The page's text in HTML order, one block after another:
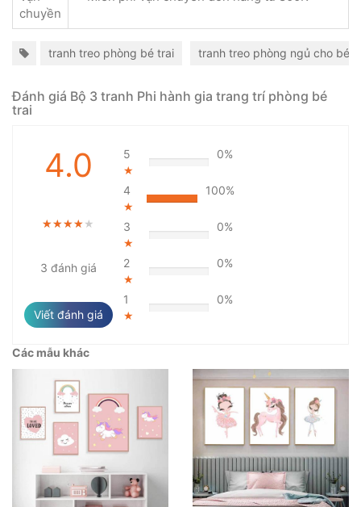
chuyền
tranh treo phòng bé trai tranh treo phòng ngủ cho bé
Đánh giá Bộ 3 tranh Phi hành gia trang trí phòng bé
trai
4.0
★★★★★
★★★★★
★★★★★
3 đánh giá
Viết đánh giá
5
★
0%
4
★
100%
3
★
0%
2
★
0%
1
★
0%
Các mẫu khác